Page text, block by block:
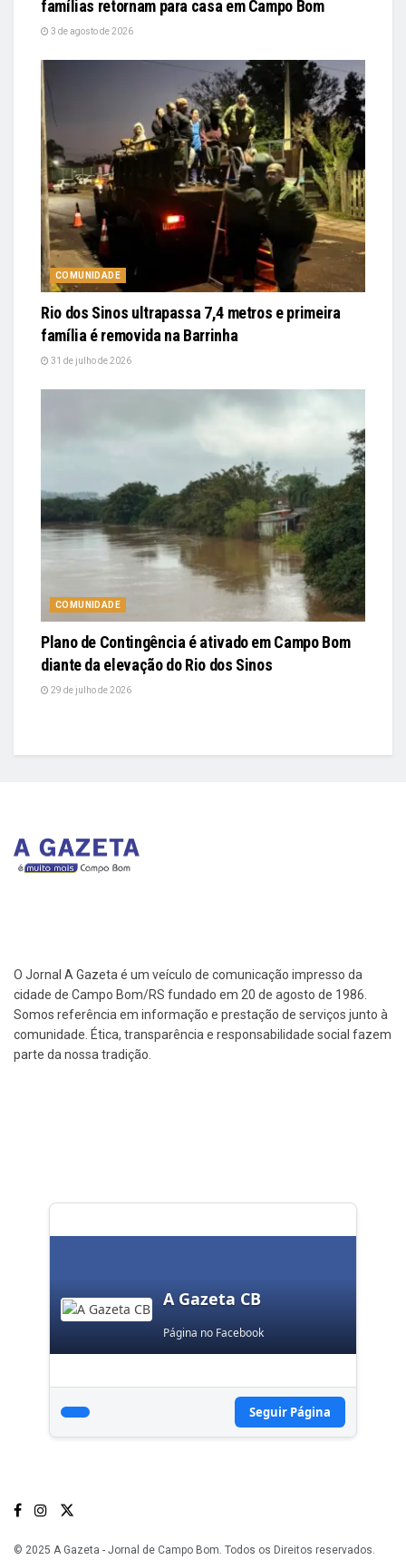
famílias retornam para casa em Campo Bom
3 de agosto de 2026
COMUNIDADE
Rio dos Sinos ultrapassa 7,4 metros e primeira
família é removida na Barrinha
31 de julho de 2026
COMUNIDADE
Plano de Contingência é ativado em Campo Bom
diante da elevação do Rio dos Sinos
29 de julho de 2026
O Jornal A Gazeta é um veículo de comunicação impresso da
cidade de Campo Bom/RS fundado em 20 de agosto de 1986.
Somos referência em informação e prestação de serviços junto à
comunidade. Ética, transparência e responsabilidade social fazem
parte da nossa tradição.
A Gazeta CB
Página no Facebook
Seguir Página
© 2025 A Gazeta - Jornal de Campo Bom. Todos os Direitos reservados.